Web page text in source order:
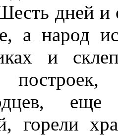
дней и
а народ
и
еще
горели